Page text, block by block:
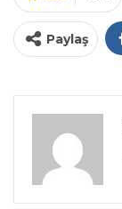
Paylaş